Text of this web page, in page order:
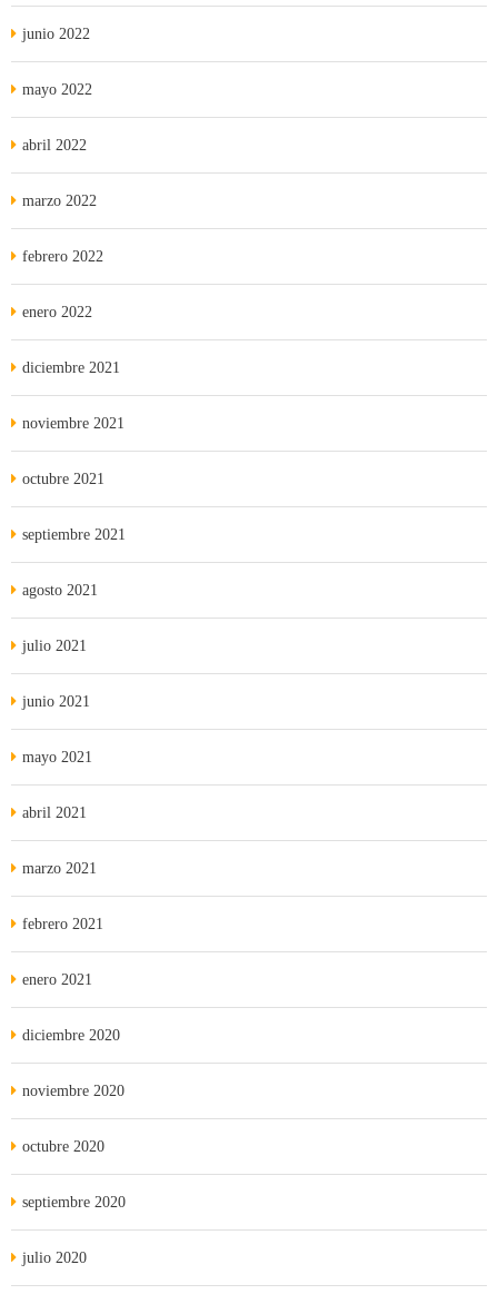
junio 2022
mayo 2022
abril 2022
marzo 2022
febrero 2022
enero 2022
diciembre 2021
noviembre 2021
octubre 2021
septiembre 2021
agosto 2021
julio 2021
junio 2021
mayo 2021
abril 2021
marzo 2021
febrero 2021
enero 2021
diciembre 2020
noviembre 2020
octubre 2020
septiembre 2020
julio 2020